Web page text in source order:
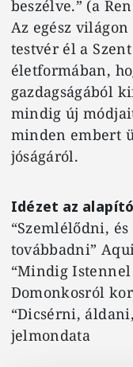
beszélve.” (a
Az egész
testvér él a
életformában,
gazdagságából
mindig új
minden embert
jóságáról.
Idézet az
“Szemlélődni,
továbbadni”
“Mindig
Domonkosról
“Dicsérni,
jelmondata